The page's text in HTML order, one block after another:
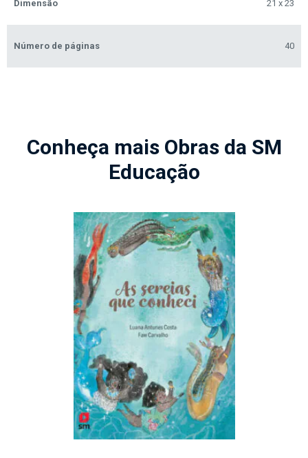
Dimensão 21 x 23
Número de páginas 40
Conheça mais Obras da SM
Educação